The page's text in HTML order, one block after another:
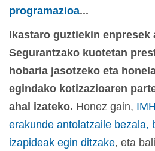
programazioa...
Ikastaro guztiekin enpresek
Segurantzako kuotetan
hobaria jasotzeko eta
egindako kotizazioaren
ahal izateko. Honez gain,
erakunde antolatzaile bezala,
izapideak egin ditzake, eta